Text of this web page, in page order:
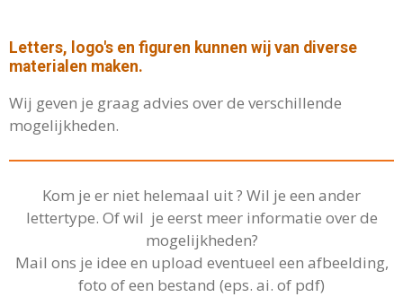
Letters, logo's en figuren kunnen wij van diverse
materialen maken.
Wij geven je graag advies over de verschillende
mogelijkheden.
Kom je er niet helemaal uit ? Wil je een ander
lettertype. Of wil je eerst meer informatie over de
mogelijkheden?
Mail ons je idee en upload eventueel een afbeelding,
foto of een bestand (eps. ai. of pdf)